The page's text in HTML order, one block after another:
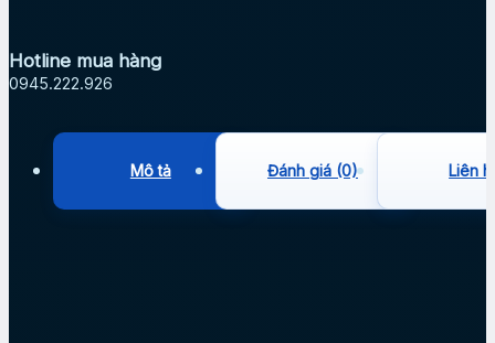
Hotline mua hàng
0945.222.926
Mô tả Đánh giá (0) Liên